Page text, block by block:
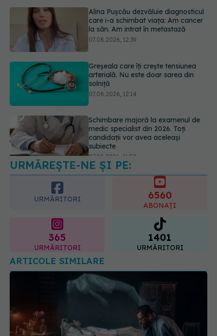
Greșeala care îți crește tensiunea
arterială. Nu este doar sarea din
solniță
07.08.2026, 12:14
Schimbare majoră la examenul de
medic specialist din 2026. Toți
candidații vor avea aceleași
subiecte
Cât durează simptomele
menopauzei?
07.08.2026, 15:14
URMĂREȘTE-NE ȘI PE:
URMĂRITORI 6560
ABONAȚI
365
URMĂRITORI
1401
URMĂRITORI
ARTICOLE SIMILARE